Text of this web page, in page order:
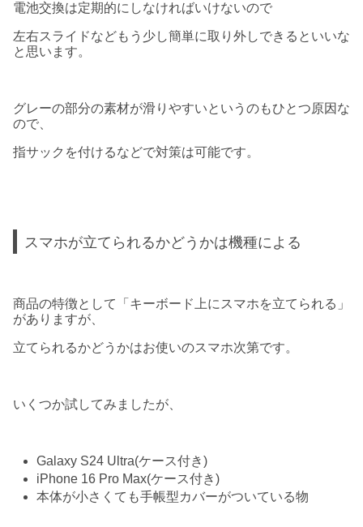
電池交換は定期的にしなければいけないので
左右スライドなどもう少し簡単に取り外しできるといいな
と思います。
グレーの部分の素材が滑りやすいというのもひとつ原因な
ので、
指サックを付けるなどで対策は可能です。
スマホが立てられるかどうかは機種による
商品の特徴として「キーボード上にスマホを立てられる」
がありますが、
立てられるかどうかはお使いのスマホ次第です。
いくつか試してみましたが、
Galaxy S24 Ultra(ケース付き)
iPhone 16 Pro Max(ケース付き)
本体が小さくても手帳型カバーがついている物